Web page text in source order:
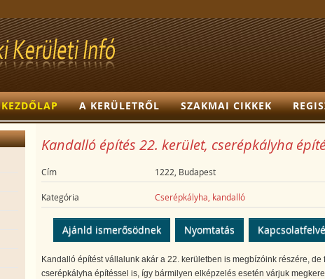
KEZDŐLAP A KERÜLETRŐL SZAKMAI CIKKEK
Kandalló építés 22. kerület, cserépkályha
Cím 1222, Budapest
Kategória Cserépkályha, kandalló
Ajánld ismerősödnek Nyomtatás
Kandalló építést vállalunk akár a 22. kerületben is megbízóink részére, de
cserépkályha építéssel is, így bármilyen elképzelés esetén várjuk